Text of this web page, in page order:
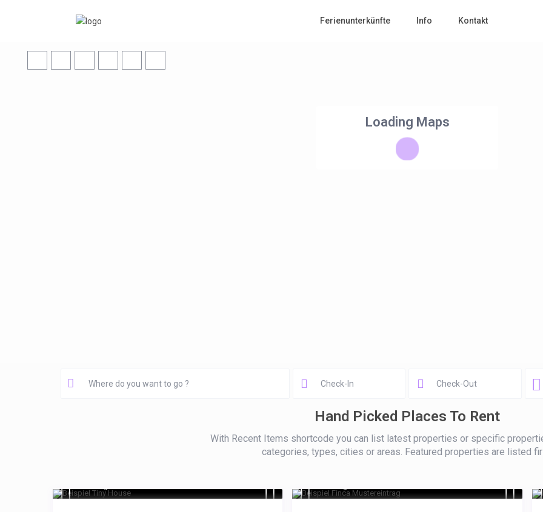
Ferienunterkünfte Info Kontakt
Loading Maps
Hand Picked Places To Rent
With Recent Items shortcode you can list latest properties or specific
categories, types, cities or areas. Featured properties are listed